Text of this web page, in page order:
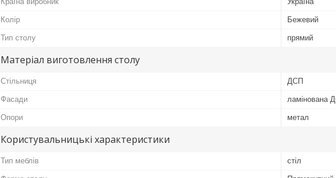
Колір Бежевий
Тип столу прямий
Матеріал виготовлення столу
Стільниця ДСП
Фасади ламінована
Опори метал
Користувальницькі характеристики
Тип меблів стіл